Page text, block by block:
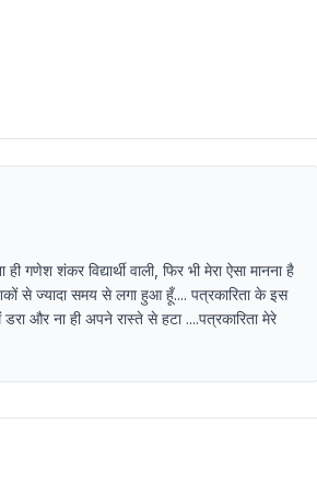
गणेश शंकर विद्यार्थी वाली, फिर भी मेरा ऐसा मानना है
से ज्यादा समय से लगा हुआ हूँ.... पत्रकारिता के इस
और ना ही अपने रास्ते से हटा ....पत्रकारिता मेरे